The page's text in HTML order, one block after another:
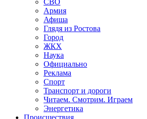
СВО
Армия
Афиша
Глядя из Ростова
Город
ЖКХ
Наука
Официально
Реклама
Спорт
Транспорт и дороги
Читаем. Смотрим. Играем
Энергетика
Происшествия